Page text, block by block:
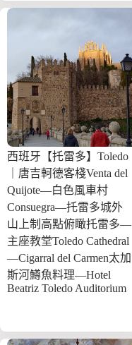
西班牙【托雷多】Toledo
｜唐吉軻德客棧Venta del
Quijote—白色風車村
Consuegra—托雷多城外
山上制高點俯瞰托雷多—
主座教堂Toledo Cathedral
—Cigarral del Carmen太加
斯河鱒魚料理—Hotel
Beatriz Toledo Auditorium